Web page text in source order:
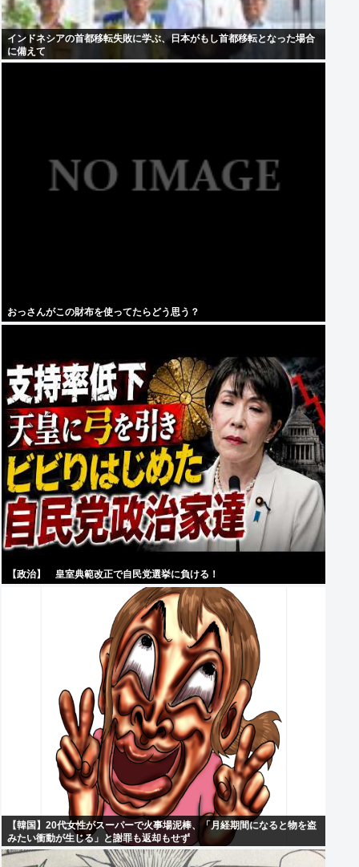
インドネシアの首都移転失敗に学ぶ、日本がもし首都移転となった場合
に備えて
おっさんがこの財布を使ってたらどう思う？
【政治】 皇室典範改正で自民党選挙に負ける！
【韓国】20代女性がスーパーで火事場泥棒、「月経期間になると物を盗
みたい衝動が生じる」と謝罪も返却もせず